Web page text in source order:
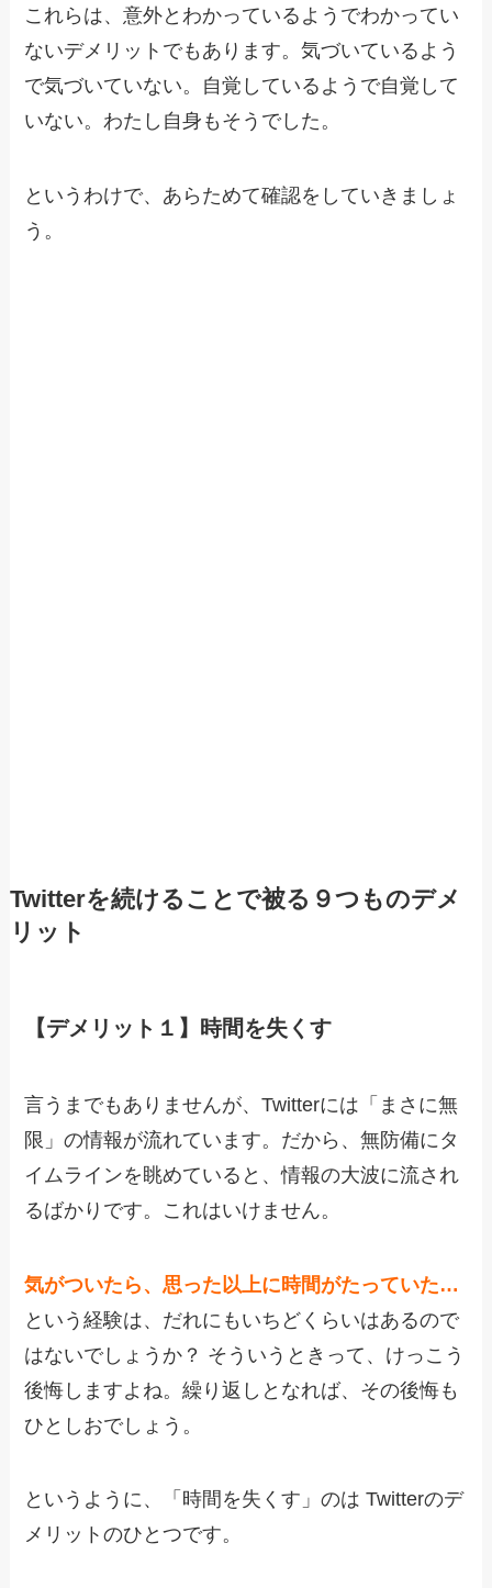
これらは、意外とわかっているようでわかってい
ないデメリットでもあります。気づいているよう
で気づいていない。自覚しているようで自覚して
いない。わたし自身もそうでした。
というわけで、あらためて確認をしていきましょ
う。
Twitterを続けることで被る９つものデメ
リット
【デメリット１】時間を失くす
言うまでもありませんが、Twitterには「まさに無
限」の情報が流れています。だから、無防備にタ
イムラインを眺めていると、情報の大波に流され
るばかりです。これはいけません。
気がついたら、思った以上に時間がたっていた…
という経験は、だれにもいちどくらいはあるので
はないでしょうか？ そういうときって、けっこう
後悔しますよね。繰り返しとなれば、その後悔も
ひとしおでしょう。
というように、「時間を失くす」のは Twitterのデ
メリットのひとつです。